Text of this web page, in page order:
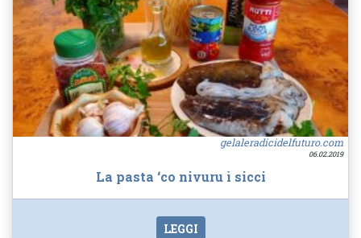
gelaleradicidelfuturo.com
06.02.2019
La pasta ‘co nivuru ì sicci
LEGGI